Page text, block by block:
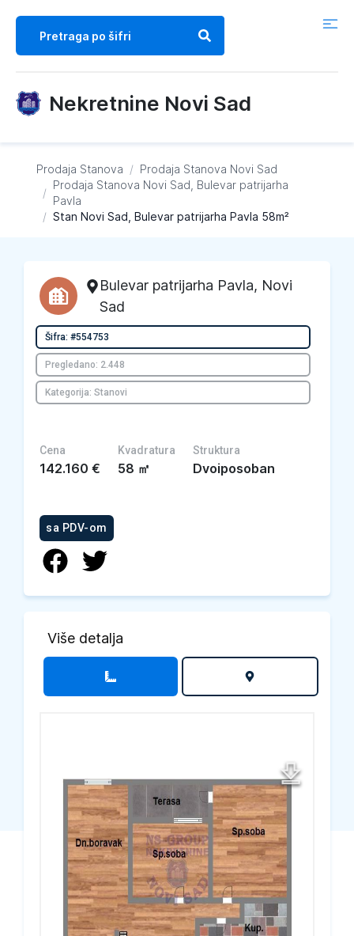
Nekretnine Novi Sad
Prodaja Stanova / Prodaja Stanova Novi Sad
/
Prodaja Stanova Novi Sad, Bulevar patrijarha
Pavla
/ Stan Novi Sad, Bulevar patrijarha Pavla 58m²
Bulevar patrijarha Pavla, Novi
Sad
Šifra: #554753
Pregledano: 2.448
Kategorija: Stanovi
Cena
142.160 €
Kvadratura
58 ㎡
Struktura
Dvoiposoban
sa PDV-om
Više detalja